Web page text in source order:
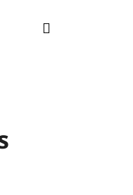
Nákupní